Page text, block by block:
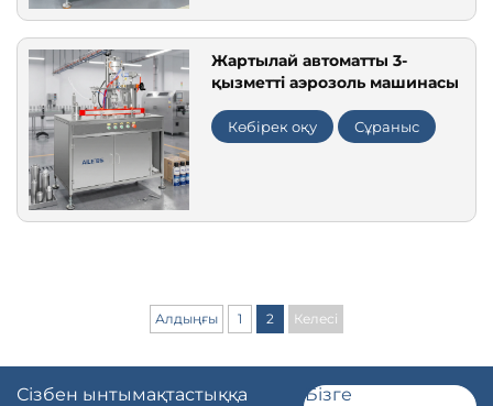
Жартылай автоматты 3-
қызметті аэрозоль машинасы
Көбірек оқу Сұраныс
Алдыңғы 1 2 Келесі
Сізбен ынтымақтастыққа
Бізге